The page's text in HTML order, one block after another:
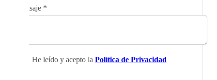
Mensaje *
He leído y acepto la Política de Privacidad